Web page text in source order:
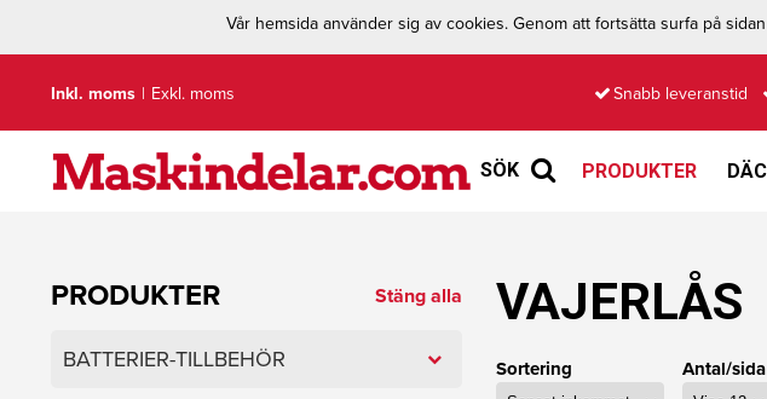
Inkl. moms | Exkl. moms Snabb leveranstid
SÖK PRODUKTER
PRODUKTER Stäng alla
BATTERIER-TILLBEHÖR
VAJERLÅS
Sortering Antal/sida
Vår hemsida använder sig av cookies. Genom att fortsätta surfa på